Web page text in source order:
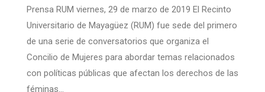
Prensa RUM viernes, 29 de marzo de 2019 El Recinto
Universitario de Mayagüez (RUM) fue sede del primero
de una serie de conversatorios que organiza el
Concilio de Mujeres para abordar temas relacionados
con políticas públicas que afectan los derechos de las
féminas…